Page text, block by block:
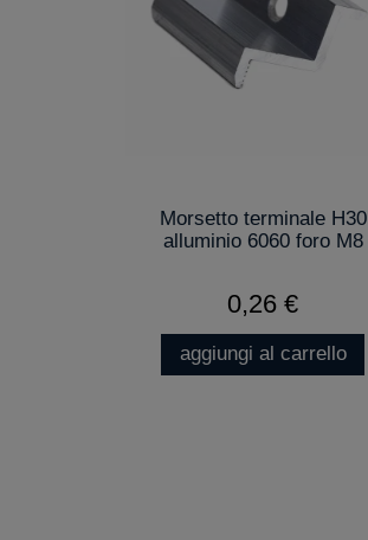
Morsetto terminale H30
alluminio 6060 foro M8
0,26 €
aggiungi al carrello